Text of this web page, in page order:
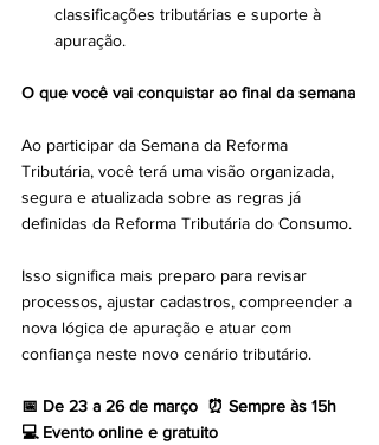
classificações tributárias e suporte à
apuração.
O que você vai conquistar ao final da semana
Ao participar da Semana da Reforma
Tributária, você terá uma visão organizada,
segura e atualizada sobre as regras já
definidas da Reforma Tributária do Consumo.
Isso significa mais preparo para revisar
processos, ajustar cadastros, compreender a
nova lógica de apuração e atuar com
confiança neste novo cenário tributário.
📅 De 23 a 26 de março  ⏰ Sempre às 15h
💻 Evento online e gratuito